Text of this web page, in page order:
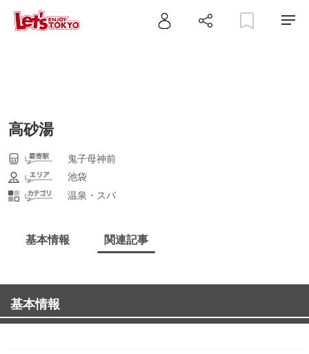
高砂湯
鬼子母神前
池袋
温泉・スパ
基本情報 関連記事
基本情報